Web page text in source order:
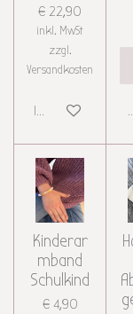
€ 22,90
inkl. MwSt
zzgl.
Versandkosten
In den Warenkorb
Kinderar
mband
Schulkind
€ 4,90